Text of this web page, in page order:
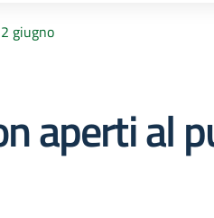
giugno
aperti al